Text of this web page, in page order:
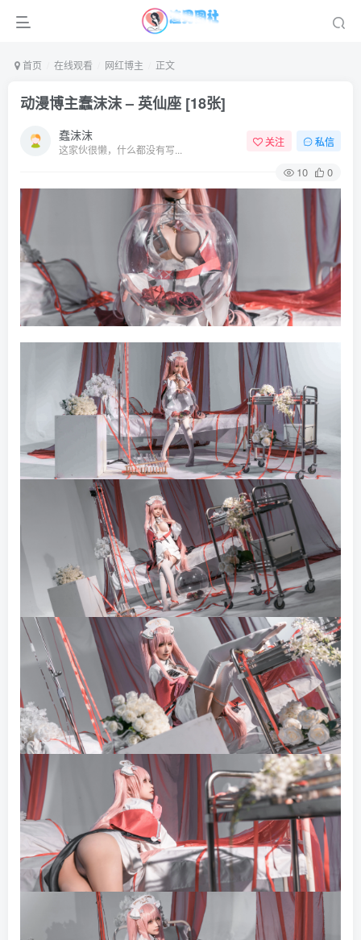
首页 在线观看 网红博主 正文
动漫博主蠢沫沫 – 英仙座 [18张]
蠢沫沫
这家伙很懒，什么都没有写...
关注 私信
10 0